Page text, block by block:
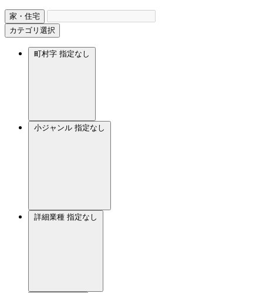
家・住宅
カテゴリ選択
町村字 指定なし
小ジャンル 指定なし
詳細業種 指定なし